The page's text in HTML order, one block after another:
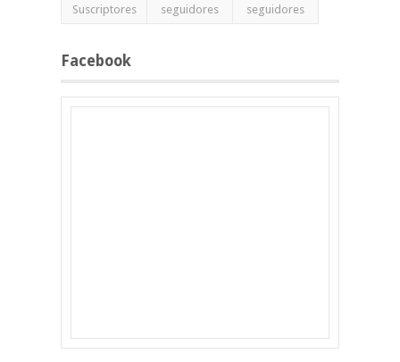
Suscriptores seguidores seguidores
Facebook